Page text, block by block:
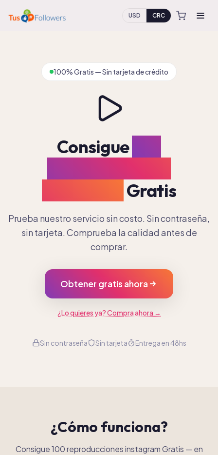
USD CRC
100% Gratis — Sin tarjeta de crédito
Consigue
Gratis
Prueba nuestro servicio sin costo. Sin contraseña,
sin tarjeta. Comprueba la calidad antes de
comprar.
Obtener gratis ahora
¿Lo quieres ya? Compra ahora →
Sin contraseña Sin tarjeta Entrega en 48hs
¿Cómo funciona?
Consigue 100 reproducciones instagram Gratis — en